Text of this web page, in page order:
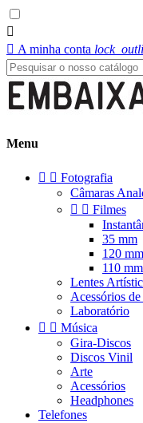

 A minha conta
Menu
  Fotografia
Câmaras
  Filmes
35 mm
120
110 mm
Lentes
Acessórios
Laboratório
  Música
Gira-Discos
Discos Vinil
Arte
Acessórios
Headphones
Telefones